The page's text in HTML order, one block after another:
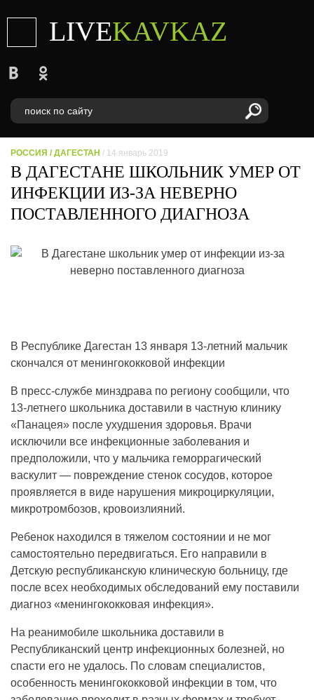
LIVEKAVKAZ
РОССИЯ /ДАГЕСТАН / 14 январь 2019
В ДАГЕСТАНЕ ШКОЛЬНИК УМЕР ОТ
ИНФЕКЦИИ ИЗ-ЗА НЕВЕРНО
ПОСТАВЛЕННОГО ДИАГНОЗА
В Республике Дагестан 13 января 13-летний мальчик
скончался от менингококковой инфекции
В пресс-службе минздрава по региону сообщили, что
13-летнего школьника доставили в частную клинику
«Панацея» после ухудшения здоровья. Врачи
исключили все инфекционные заболевания и
предположили, что у мальчика геморрагический
васкулит — повреждение стенок сосудов, которое
проявляется в виде нарушения микроциркуляции,
микротромбозов, кровоизлияний.
Ребенок находился в тяжелом состоянии и не мог
самостоятельно передвигаться. Его направили в
Детскую республиканскую клиническую больницу, где
после всех необходимых обследований ему поставили
диагноз «менингококковая инфекция».
На реанимобиле школьника доставили в
Республиканский центр инфекционных болезней, но
спасти его не удалось. По словам специалистов,
особенность менингококковой инфекции в том, что